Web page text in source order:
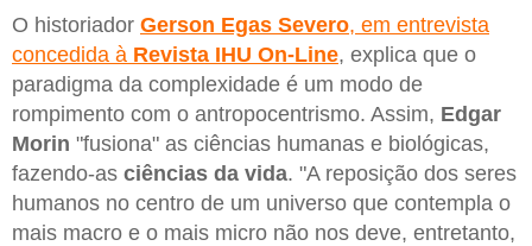
O historiador Gerson Egas Severo, em entrevista
concedida à Revista IHU On-Line, explica que o
paradigma da complexidade é um modo de
rompimento com o antropocentrismo. Assim, Edgar
Morin "fusiona" as ciências humanas e biológicas,
fazendo-as ciências da vida. "A reposição dos seres
humanos no centro de um universo que contempla o
mais macro e o mais micro não nos deve, entretanto,